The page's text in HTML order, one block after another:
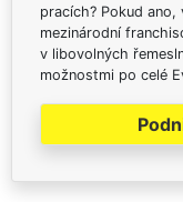
pracích? Pokud
mezinárodní
v libovolných
možnostmi po celé